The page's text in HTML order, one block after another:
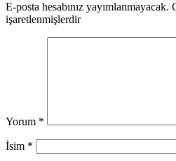
E-posta hesabınız yayımlanmayacak.
işaretlenmişlerdir
Yorum *
İsim *